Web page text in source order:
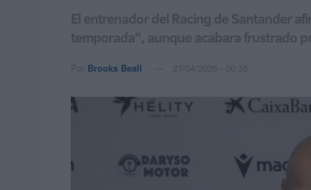
El entrenador del Racing de Santander
temporada", aunque acabara frustrado
Por Brooks Beall 27/04/2026 - 00:35